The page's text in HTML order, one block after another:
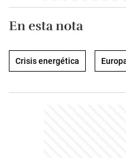
En esta nota
Crisis energética